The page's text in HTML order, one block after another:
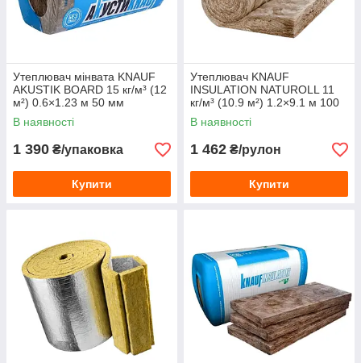
Утеплювач мінвата KNAUF
AKUSTIK BOARD 15 кг/м³ (12
м²) 0.6×1.23 м 50 мм
В наявності
1 390 ₴/упаковка
Купити
Утеплювач KNAUF
INSULATION NATUROLL 11
кг/м³ (10.9 м²) 1.2×9.1 м 100
мм
В наявності
1 462 ₴/рулон
Купити